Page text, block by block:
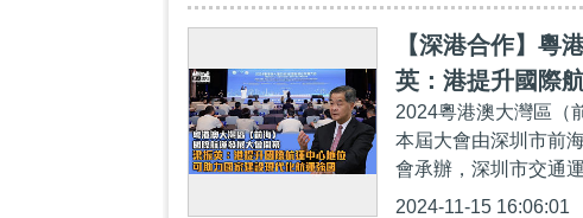
【深港合作】粵
英：港提升國際
2024粵港澳大灣區（
本屆大會由深圳市前
會承辦，深圳市交通
2024-11-15 16:06:01